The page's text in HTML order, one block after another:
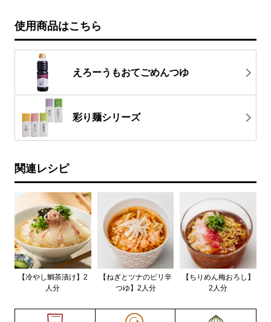
使用商品はこちら
えろーうもおてごめんつゆ
彩り麺シリーズ
関連レシピ
【冷やし鯛茶漬け】2
人分
【ねぎとツナのピリ辛
つゆ】2人分
【ちりめん梅おろし】
2人分